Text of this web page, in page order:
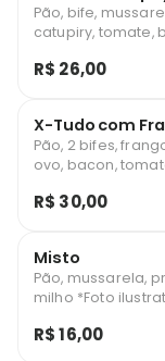
Pão, bife,
catupiry, tomate,
R$ 26,00
X-Tudo com
Pão, 2 bifes,
ovo, bacon,
R$ 30,00
Misto
Pão, mussarela,
milho *Foto
R$ 16,00